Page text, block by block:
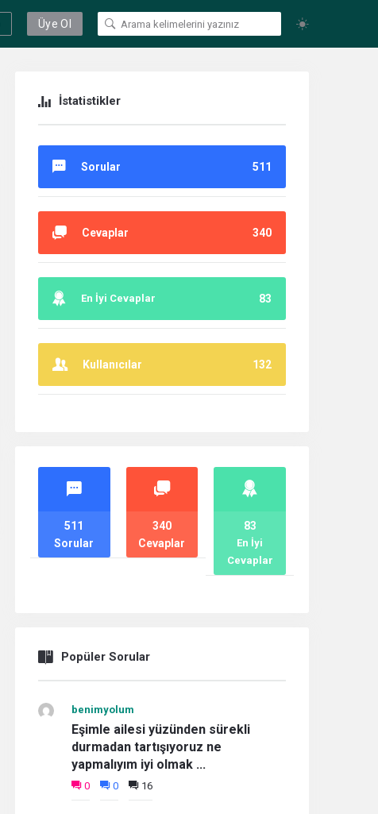
Üye Ol
İstatistikler
Sorular 511
Cevaplar 340
En İyi Cevaplar 83
Kullanıcılar 132
İstatistikler
Sorular
511
Cevaplar
340
En İyi
Cevaplar
83
Popüler Sorular
benimyolum
Eşimle ailesi yüzünden sürekli
durmadan tartışıyoruz ne
yapmalıyım iyi olmak ...
0 0 16